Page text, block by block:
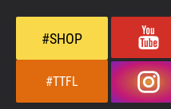
#SHOP
#TTFL